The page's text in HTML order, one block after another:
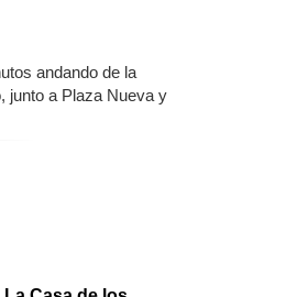
andando de la
junto a Plaza Nueva y